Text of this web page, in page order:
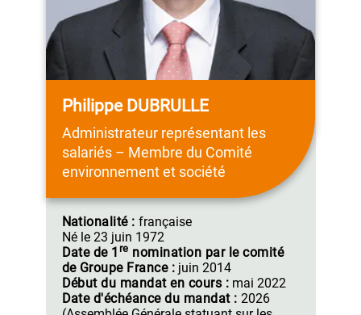
Philippe DUBRULLE
Administrateur représentant les
environnement et société
Nationalité :française
Né le 23 juin 1972
Date de1re nominationpar le comité